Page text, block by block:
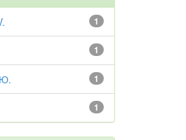
1
1
1
1